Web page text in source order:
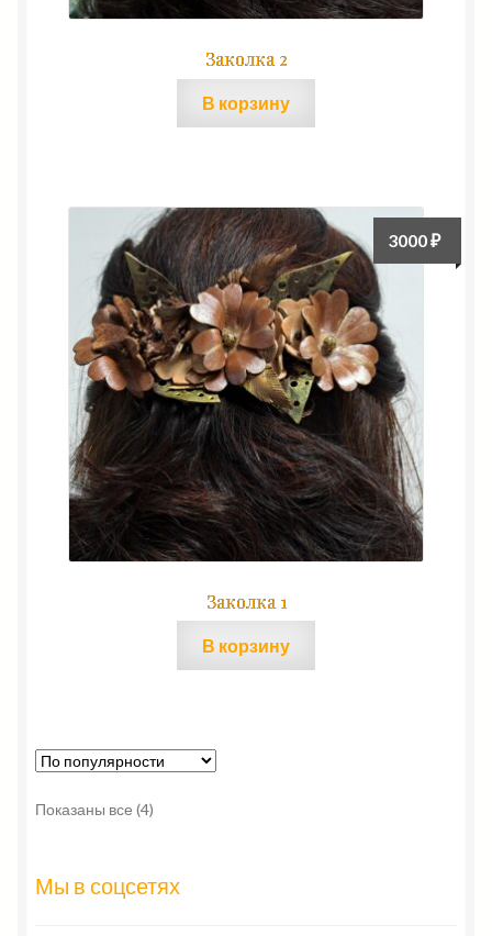
Заколка 2
В корзину
Заколка 1
3000₽
В корзину
Показаны все (4)
Мы в соцсетях